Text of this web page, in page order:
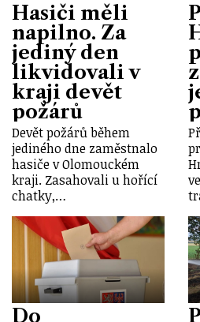
Hasiči měli
napilno. Za
jediný den
likvidovali v
kraji devět
požárů
Devět požárů během
jediného dne zaměstnalo
hasiče v Olomouckém
kraji. Zasahovali u hořící
chatky,…
Do